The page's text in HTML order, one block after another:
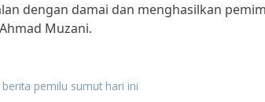
dengan damai dan menghasilkan
Muzani.
berita pemilu sumut hari ini